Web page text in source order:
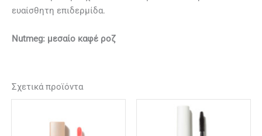
ευαίσθητη επιδερμίδα.
Nutmeg: μεσαίο καφέ ροζ
Σχετικά προϊόντα